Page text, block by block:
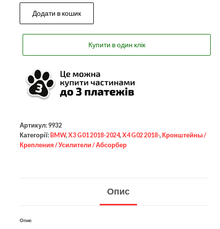
Додати в кошик
Купити в один клік
Артикул: 9932
Категорії: BMW, X3 G01 2018-2024, X4 G02 2018-, Кронштейны /
Крепления / Усилители / Абсорбер
Опис
Опис